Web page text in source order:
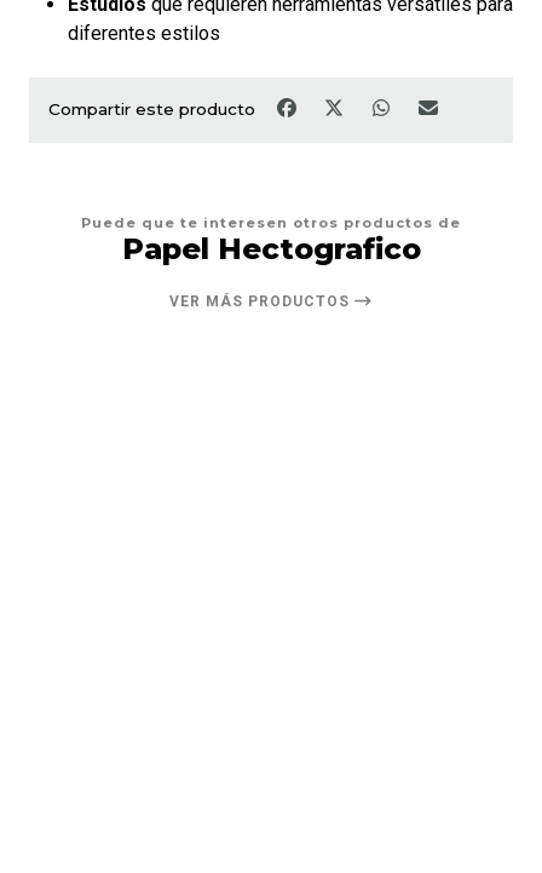
diferentes estilos
Compartir este producto
Puede que te interesen otros productos de
Papel Hectografico
VER MÁS PRODUCTOS